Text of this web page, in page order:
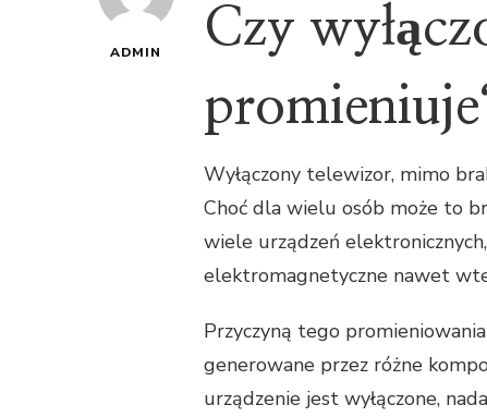
ADMIN
Czy
Wyłączony telewizor, mimo
Choć dla wielu osób może to
wiele urządzeń
elektromagnetyczne nawet
Przyczyną tego
generowane przez różne
urządzenie jest wyłączone,